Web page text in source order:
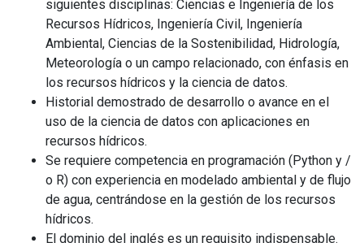
siguientes disciplinas: Ciencias e Ingeniería de los
Recursos Hídricos, Ingeniería Civil, Ingeniería
Ambiental, Ciencias de la Sostenibilidad, Hidrología,
Meteorología o un campo relacionado, con énfasis en
los recursos hídricos y la ciencia de datos.
Historial demostrado de desarrollo o avance en el
uso de la ciencia de datos con aplicaciones en
recursos hídricos.
Se requiere competencia en programación (Python y /
o R) con experiencia en modelado ambiental y de flujo
de agua, centrándose en la gestión de los recursos
hídricos.
El dominio del inglés es un requisito indispensable.